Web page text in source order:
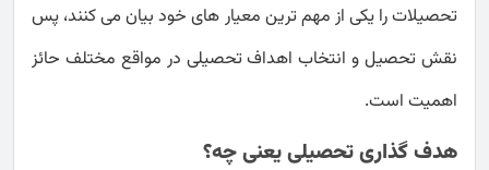
تحصیلات را یکی از مهم ترین معیار های خود بیان می کنند، پس
نقش تحصیل و انتخاب اهداف تحصیلی در مواقع مختلف حائز
اهمیت است.
هدف گذاری تحصیلی یعنی چه؟